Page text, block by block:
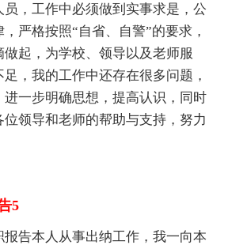
，工作中必须做到实事求是，公
严格按照“自省、自警”的要求，
起，为学校、领导以及老师服
，我的工作中还存在很多问题，
一步明确思想，提高认识，同时
领导和老师的帮助与支持，努力
5
告本人从事出纳工作，我一向本